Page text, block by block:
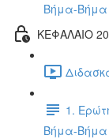
Βήμα-Βήμα
ΚΕΦΑΛΑΙΟ
1.
Βήμα-Βήμα